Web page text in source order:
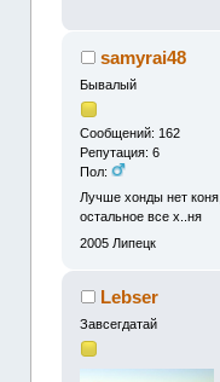
samyrai48
Бывалый
Сообщений: 162
Репутация: 6
Пол:
Лучше хонды нет коня,
остальное все х..ня
2005 Липецк
Lebser
Завсегдатай